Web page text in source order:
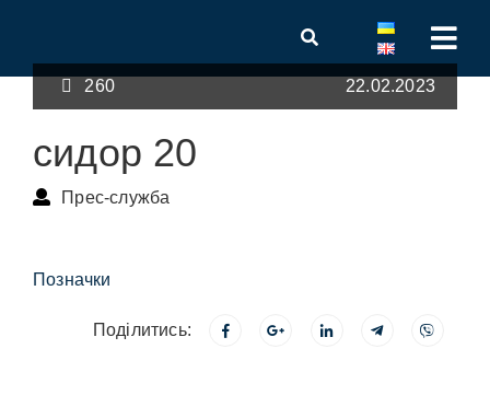
260 22.02.2023
сидор 20
Прес-служба
Позначки
Поділитись: